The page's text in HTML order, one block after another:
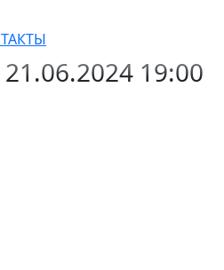
на виолончелях
19:00